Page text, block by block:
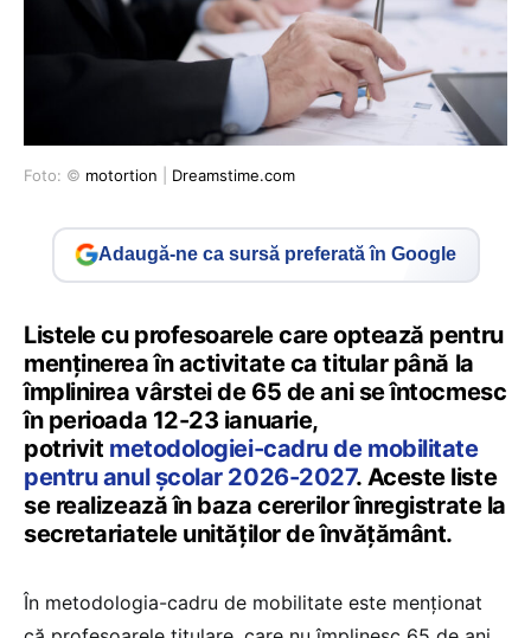
Foto: © motortion Dreamstime.com
Adaugă-ne ca sursă preferată în Google
Listele cu profesoarele care optează pentru
menţinerea în activitate ca titular până la
împlinirea vârstei de 65 de ani se întocmesc
în perioada 12-23 ianuarie,
potrivit metodologiei-cadru de mobilitate
pentru anul școlar 2026-2027. Aceste liste
se realizează în baza cererilor înregistrate la
secretariatele unităților de învățământ.
În metodologia-cadru de mobilitate este menționat